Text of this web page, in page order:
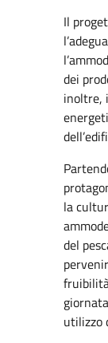
Il
dei
inoltre,
la
del
utilizzo